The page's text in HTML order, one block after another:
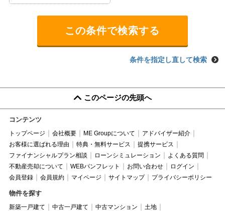
条件を指定し直して検索
このページの先頭へ
コンテンツ
トップページ 会社概要 ME Groupについて
アドバイザー紹介
お客様に選ばれる理由
特典・無料サービス
提携サービス
ファイナンシャルプラン相談
ローンシミュレーション
よくある質問
不動産売却について
WEBパンフレット お問い合わせ
ログイン
会員登録
会員規約 マイページ サイトマップ プライバシーポリシー
物件を探す
新築一戸建て 中古一戸建て 中古マンション
土地